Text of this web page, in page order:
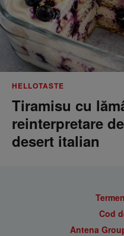
HELLOTASTE
Tiramisu cu
reinterpretare
desert italian
Cod
Antena